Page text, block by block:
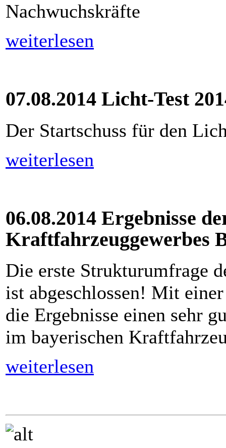
Nachwuchskräfte
weiterlesen
07.08.2014 Licht-Test
Der Startschuss für den
weiterlesen
06.08.2014 Ergebnisse
Kraftfahrzeuggewerbes
Die erste Strukturumfrage
ist abgeschlossen! Mit
die Ergebnisse einen sehr
im bayerischen
weiterlesen